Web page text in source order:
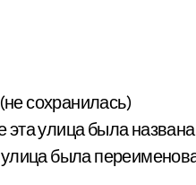
сохранилась)
улица была назва­на
улица была